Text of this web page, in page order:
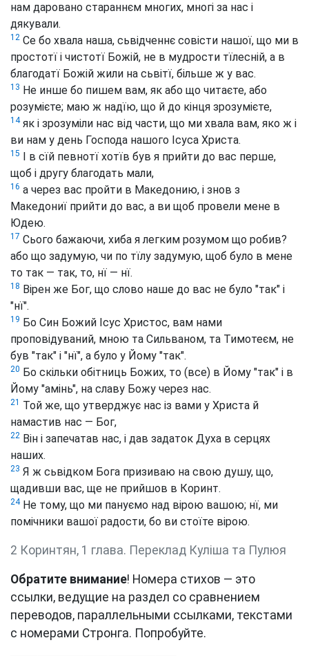
нам даровано стараннєм многих, многі за нас і
дякували.
12 Се бо хвала наша, сьвідченнє совісти нашої, що ми в
простотї і чистотї Божій, не в мудрости тїлесній, а в
благодатї Божій жили на сьвітї, більше ж у вас.
13 Не инше бо пишем вам, як або що читаєте, або
розумієте; маю ж надїю, що й до кінця зрозумієте,
14як і зрозуміли нас від части, що ми хвала вам, яко ж і
ви нам у день Господа нашого Ісуса Христа.
15
І в сїй певнотї хотїв був я прийти до вас перше,
щоб і другу благодать мали,
16 а через вас пройти в Македонию, і знов з
Македониї прийти до вас, а ви щоб провели мене в
Юдею.
17 Сього бажаючи, хиба я легким розумом що робив?
або що задумую, чи по тїлу задумую, щоб було в мене
то так — так, то, нї — нї.
18 Вірен же Бог, що слово наше до вас не було "так" і
"нї".
19 Бо Син Божий Ісус Христос, вам нами
проповідуваний, мною та Сильваном, та Тимотеєм, не
був "так" і "нї", а було у Йому "так".
20 Бо скільки обітниць Божих, то (все) в Йому "так" і в
Йому "амінь", на славу Божу через нас.
21 Той же, що утверджує нас із вами у Христа й
намастив нас — Бог,
22 Він і запечатав нас, і дав задаток Духа в серцях
наших.
23 Я ж сьвідком Бога призиваю на свою душу, що,
щадивши вас, ще не прийшов в Коринт.
24Не тому, що ми пануємо над вірою вашою; нї, ми
помічники вашої радости, бо ви стоїте вірою.
2 Коринтян, 1 глава. Переклад Куліша та Пулюя
Обратите внимание! Номера стихов — это
ссылки, ведущие на раздел со сравнением
переводов, параллельными ссылками, текстами
с номерами Стронга. Попробуйте.